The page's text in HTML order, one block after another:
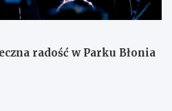
radość w Parku Błonia